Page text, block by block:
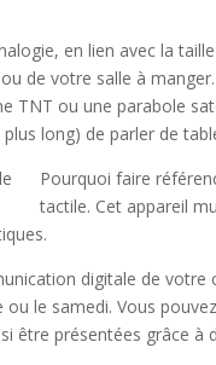
en lien avec la
de votre salle à
TNT ou une parabole
long) de parler de
Pourquoi faire
tactile. Cet appareil
digitale de
le samedi. Vous
être présentées grâce